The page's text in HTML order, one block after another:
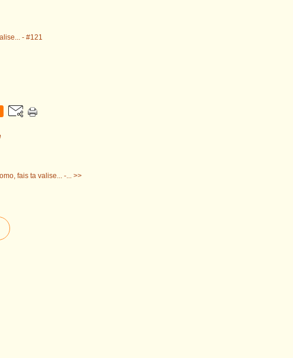
fais ta valise... -... >>